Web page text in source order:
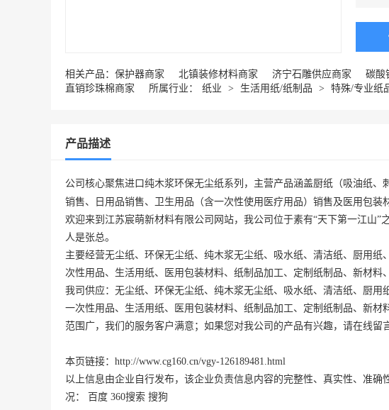
相关产品： 保护器商家 北镇装修材料商家 济宁石雕供应商家 碳酸
直销珍珠棉商家
所属行业： 纸业 > 生活用纸/纸制品 > 特殊/专业纸
产品描述
公司核心聚焦进口纯木浆环保无尘纸系列，主营产品涵盖厨纸（吸油纸
销售、日用品销售、卫生用品（含一次性使用医疗用品）销售及医用包
欢迎来到江苏宸萌新材料有限公司网站，我公司位于素有“天下第一江山”
人是张总。
主要经营无尘纸、环保无尘纸、纯木浆无尘纸、吸水纸、清洁纸、厨用
次性用品、生活用纸、医用包装材料、纸制品加工、定制纸制品、新材料
我司供应：无尘纸、环保无尘纸、纯木浆无尘纸、吸水纸、清洁纸、厨用
一次性用品、生活用纸、医用包装材料、纸制品加工、定制纸制品、新
范围广，我们的服务客户满意；如果您对我公司的产品有兴趣，请在线留
本页链接： http://www.cg160.cn/vgy-126189481.html
以上信息由企业自行发布，该企业负责信息内容的完整性、真实性、准确
况：
百度 360搜索 搜狗